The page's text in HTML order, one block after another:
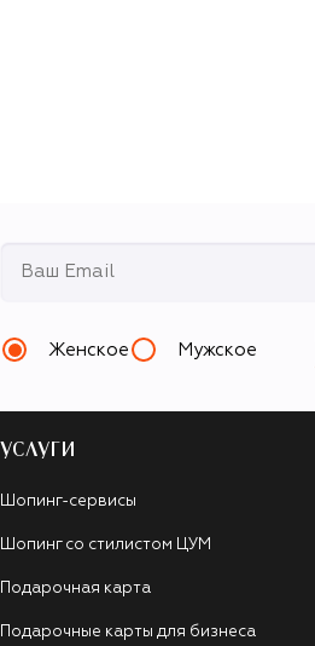
Женское Мужское
УСЛУГИ
Шопинг-сервисы
Шопинг со стилистом ЦУМ
Подарочная карта
Подарочные карты для бизнеса